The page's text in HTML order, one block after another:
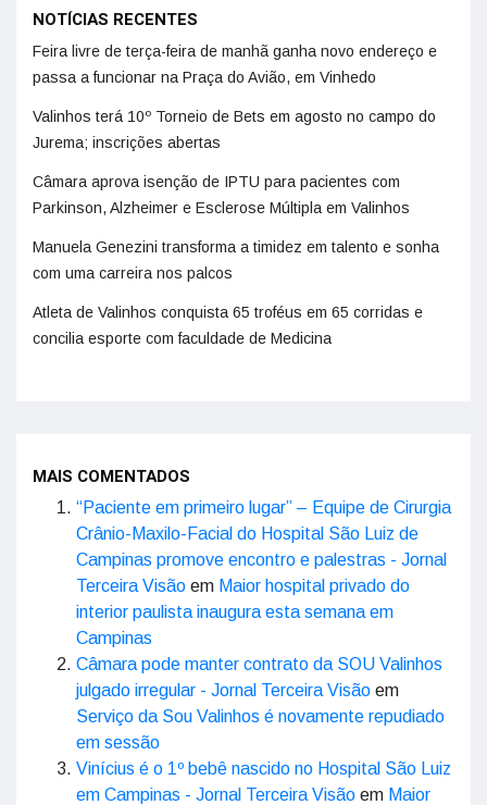
NOTÍCIAS RECENTES
Feira livre de terça-feira de manhã ganha novo endereço e
passa a funcionar na Praça do Avião, em Vinhedo
Valinhos terá 10º Torneio de Bets em agosto no campo do
Jurema; inscrições abertas
Câmara aprova isenção de IPTU para pacientes com
Parkinson, Alzheimer e Esclerose Múltipla em Valinhos
Manuela Genezini transforma a timidez em talento e sonha
com uma carreira nos palcos
Atleta de Valinhos conquista 65 troféus em 65 corridas e
concilia esporte com faculdade de Medicina
MAIS COMENTADOS
“Paciente em primeiro lugar” – Equipe de Cirurgia
Crânio-Maxilo-Facial do Hospital São Luiz de
Campinas promove encontro e palestras - Jornal
Terceira Visão em Maior hospital privado do
interior paulista inaugura esta semana em
Campinas
Câmara pode manter contrato da SOU Valinhos
julgado irregular - Jornal Terceira Visão em
Serviço da Sou Valinhos é novamente repudiado
em sessão
Vinícius é o 1º bebê nascido no Hospital São Luiz
em Campinas - Jornal Terceira Visão em Maior